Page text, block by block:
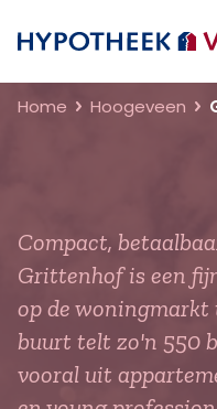
Terug naar home
Home Hoogeveen
Compact,
Grittenhof is een
op de woningmarkt
buurt telt zo'n 550
vooral uit